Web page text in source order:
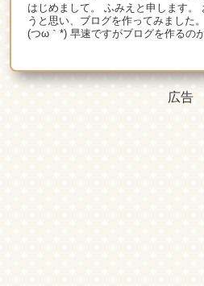
はじめまして。 ふみえと申します。
うと思い、ブログを作ってみました
(つω｀*) 早速ですがブログを作るの
広告